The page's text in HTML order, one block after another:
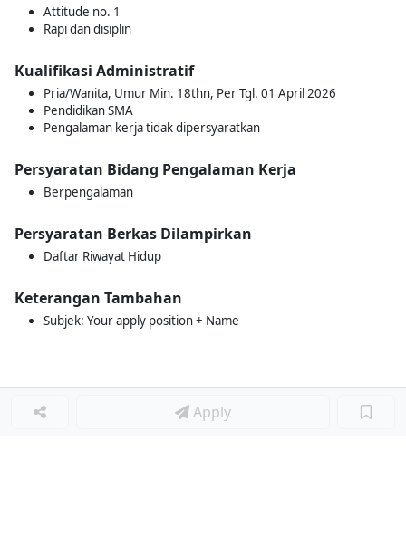
Attitude no. 1
Rapi dan disiplin
Kualifikasi Administratif
Pria/Wanita, Umur Min. 18thn, Per Tgl. 01 April 2026
Pendidikan SMA
Pengalaman kerja tidak dipersyaratkan
Persyaratan Bidang Pengalaman Kerja
Berpengalaman
Persyaratan Berkas Dilampirkan
Daftar Riwayat Hidup
Keterangan Tambahan
Subjek: Your apply position + Name
Apply